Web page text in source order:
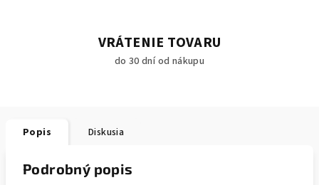
VRÁTENIE TOVARU
do 30 dní od nákupu
Popis Diskusia
Podrobný popis